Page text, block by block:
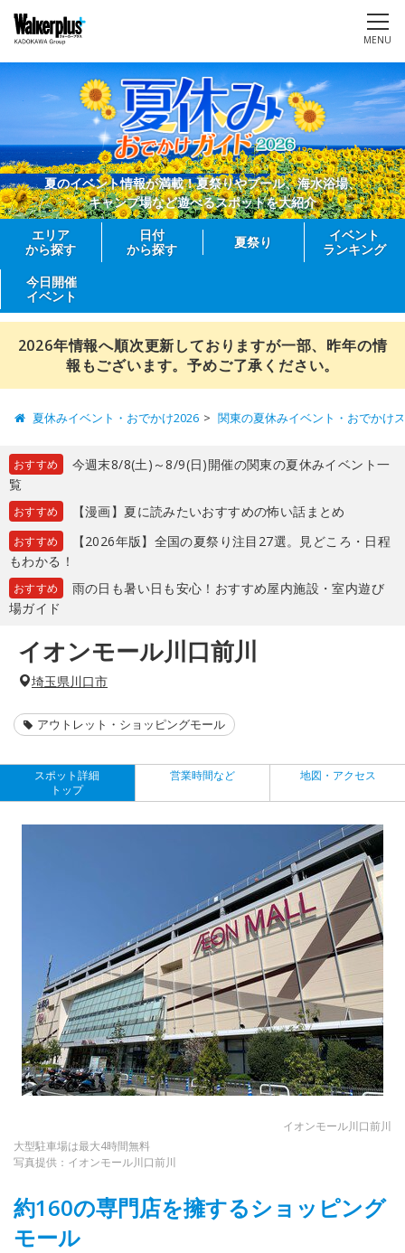
MENU
夏のイベント情報が満載！夏祭りやプール、海水浴場、
キャンプ場など遊べるスポットを大紹介
エリア
から探す
日付
から探す
夏祭り
イベント
ランキング
今日開催
イベント
2026年情報へ順次更新しておりますが一部、昨年の情
報もございます。予めご了承ください。
夏休みイベント・おでかけ2026 関東の夏休みイベント・おでかけ
おすすめ
今週末8/8(土)～8/9(日)開催の関東の夏休みイベント一
覧
おすすめ 【漫画】夏に読みたいおすすめの怖い話まとめ
おすすめ
【2026年版】全国の夏祭り注目27選。見どころ・日程
もわかる！
おすすめ
雨の日も暑い日も安心！おすすめ屋内施設・室内遊び
場ガイド
イオンモール川口前川
埼玉県川口市
アウトレット・ショッピングモール
スポット詳細
トップ
営業時間など 地図・アクセス
イオンモール川口前川
大型駐車場は最大4時間無料
写真提供：イオンモール川口前川
約160の専門店を擁するショッピング
モール